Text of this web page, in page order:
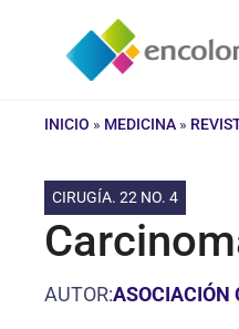
contenido
INICIO » MEDICINA »
CIRUGÍA. 22 NO. 4
AUTOR:ASOCIACIÓN